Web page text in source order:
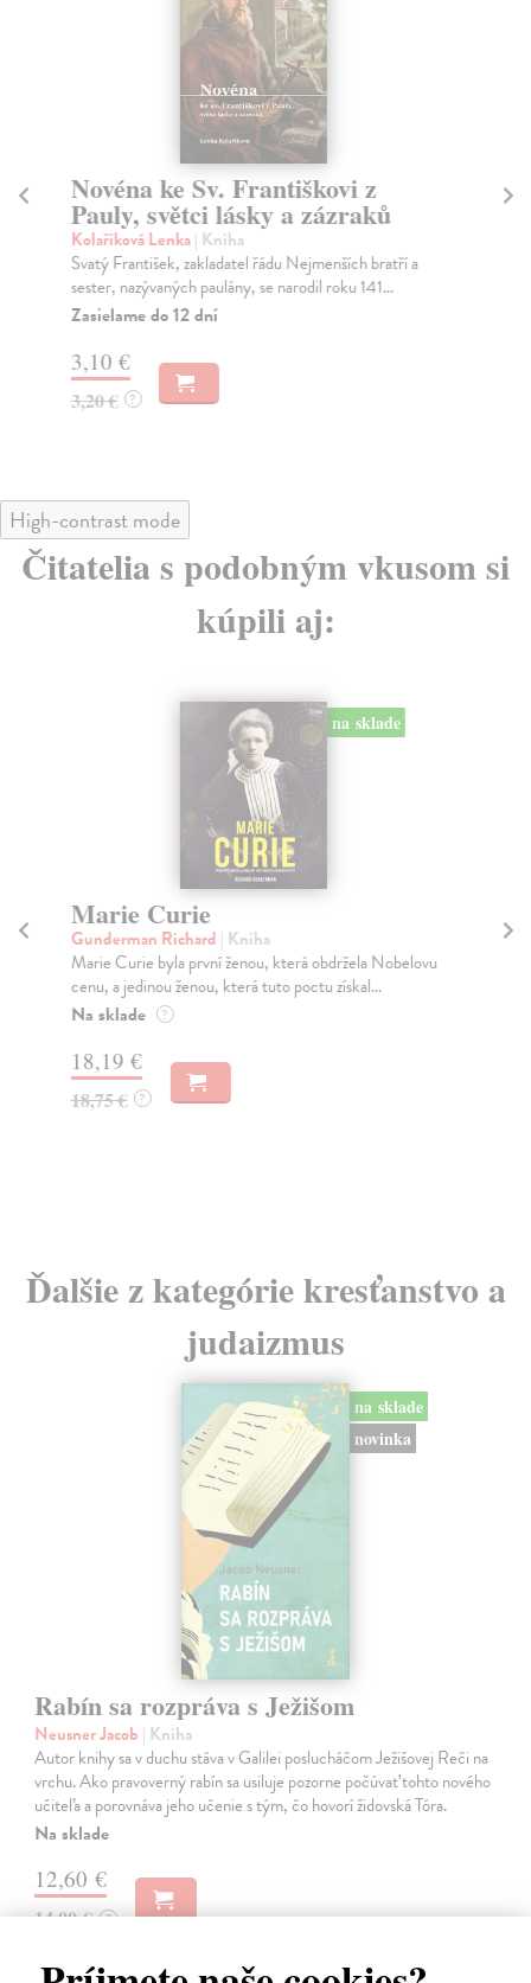
Novéna ke Sv. Františkovi z
Pauly, světci lásky a zázraků
Kolaříková Lenka| Kniha
Svatý František, zakladatel řádu Nejmenších bratří a
sester, nazývaných paulány, se narodil roku 141...
Zasielame do 12 dní
3,10 €
3,20 € ?
High-contrast mode
Čitatelia s podobným vkusom si
kúpili aj:
na sklade
Marie Curie
Gunderman Richard | Kniha
Marie Curie byla první ženou, která obdržela Nobelovu
cenu, a jedinou ženou, která tuto poctu získal...
Na sklade ?
18,19 €
18,75 € ?
Ďalšie z kategórie kresťanstvo a
judaizmus
na sklade
novinka
Rabín sa rozpráva s Ježišom
Neusner Jacob | Kniha
Autor knihy sa v duchu stáva v Galilei poslucháčom Ježišovej Reči na
vrchu. Ako pravoverný rabín sa usiluje pozorne počúvať tohto nového
učiteľa a porovnáva jeho učenie s tým, čo hovorí židovská Tóra.
Na sklade
12,60 €
14,00 € ?